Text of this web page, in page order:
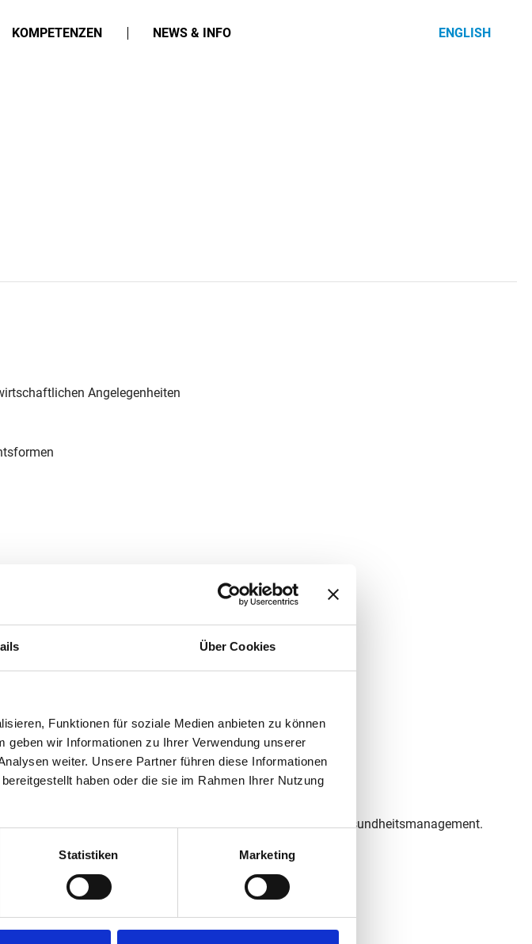
Über Cookies
Funktionen für soziale Medien anbieten zu können
wir Informationen zu Ihrer Verwendung unserer
weiter. Unsere Partner führen diese Informationen
haben oder die sie im Rahmen Ihrer Nutzung
Statistiken Marketing
KOMPETENZEN NEWS & INFO ENGLISH
Angelegenheiten
Diskretion und Teamgeist
des Berufs- und Privatlebens ermöglicht wird.
können.
anerkannt wird.
Entwicklung zu unterstützen.
Dienstradleasing und ein umfangreiches betriebliches Gesundheitsmanagement.
die Teilnahme an Firmenläufen und vieles mehr.
zu gehören (z. B. Exzellenter Arbeitgeber 2024).
KOPIEREN